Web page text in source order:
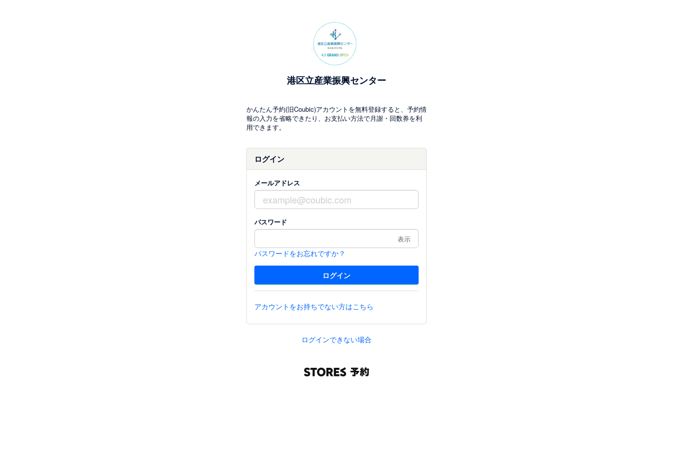
港区立産業振興センター
かんたん予約(旧Coubic)アカウントを無料登録すると、予約情
報の入力を省略できたり、お支払い方法で月謝・回数券を利
用できます。
ログイン
メールアドレス
パスワード
表示
パスワードをお忘れですか？
アカウントをお持ちでない方はこちら
ログインできない場合